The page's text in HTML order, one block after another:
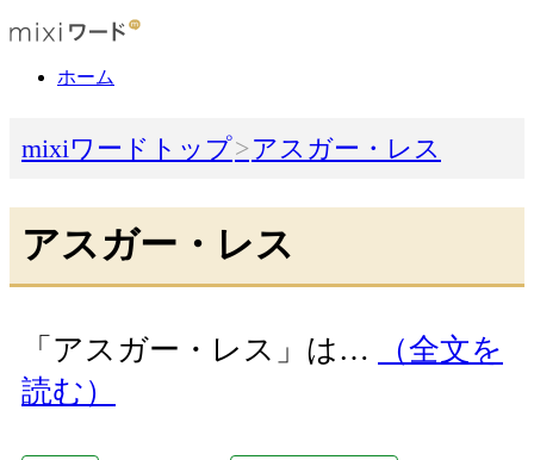
ホーム
mixiワードトップ アスガー・レス
アスガー・レス
「アスガー・レス」は…
（全文を
読む）